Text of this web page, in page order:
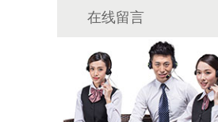
在线留言